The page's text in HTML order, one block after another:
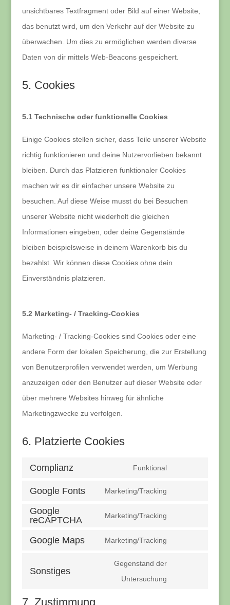
unsichtbares Textfragment oder Bild auf einer Website,
das benutzt wird, um den Verkehr auf der Website zu
überwachen. Um dies zu ermöglichen werden diverse
Daten von dir mittels Web-Beacons gespeichert.
5. Cookies
5.1 Technische oder funktionelle Cookies
Einige Cookies stellen sicher, dass Teile unserer Website
richtig funktionieren und deine Nutzervorlieben bekannt
bleiben. Durch das Platzieren funktionaler Cookies
machen wir es dir einfacher unsere Website zu
besuchen. Auf diese Weise musst du bei Besuchen
unserer Website nicht wiederholt die gleichen
Informationen eingeben, oder deine Gegenstände
bleiben beispielsweise in deinem Warenkorb bis du
bezahlst. Wir können diese Cookies ohne dein
Einverständnis platzieren.
5.2 Marketing- / Tracking-Cookies
Marketing- / Tracking-Cookies sind Cookies oder eine
andere Form der lokalen Speicherung, die zur Erstellung
von Benutzerprofilen verwendet werden, um Werbung
anzuzeigen oder den Benutzer auf dieser Website oder
über mehrere Websites hinweg für ähnliche
Marketingzwecke zu verfolgen.
6. Platzierte Cookies
Complianz
Funktional
Google Fonts
Marketing/Tracking
Google
reCAPTCHA
Marketing/Tracking
Google Maps
Marketing/Tracking
Sonstiges
Gegenstand der
Untersuchung
7. Zustimmung